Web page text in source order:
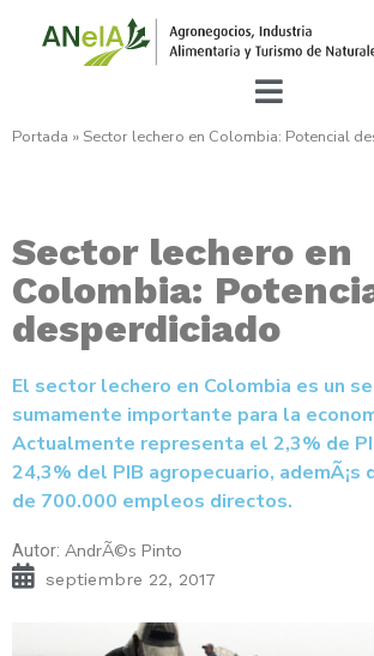
Portada » Sector lechero en Colombia: Potencial
Sector lechero en
Colombia:
desperdiciado
El sector lechero en Colombia es un
sumamente importante para la
Actualmente representa el 2,3% de
24,3% del PIB agropecuario, ademÃ¡s
de 700.000 empleos directos.
Autor: AndrÃ©s Pinto
septiembre 22, 2017